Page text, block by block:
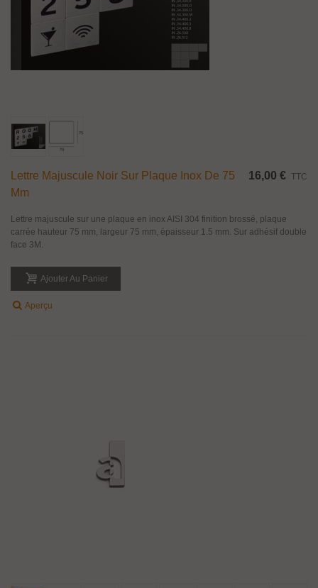
Lettre Majuscule Noir Sur Plaque Inox De 75
Mm
16,00 € TTC
Lettre majuscule sur une plaque en inox AISI 304 finition brossé, plaque
carrée hauteur 75 mm, largeur 75 mm, épaisseur 1.5 mm. Sur adhésif double
face 3M.
Ajouter Au Panier
Aperçu